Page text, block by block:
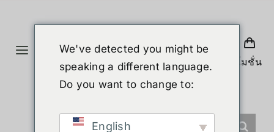
Toggle
Navigation
โปรโมชั่น
We've detected you might be
speaking a different language.
Do you want to change to:
English